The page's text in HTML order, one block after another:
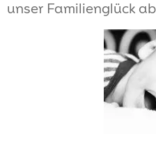
unser Familienglück